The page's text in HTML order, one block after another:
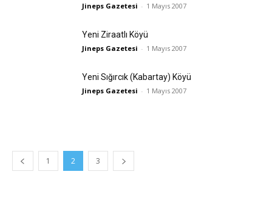
Jineps Gazetesi - 1 Mayıs 2007
Yeni Ziraatlı Köyü
Jineps Gazetesi - 1 Mayıs 2007
Yeni Sığırcık (Kabartay) Köyü
Jineps Gazetesi - 1 Mayıs 2007
1 2 3